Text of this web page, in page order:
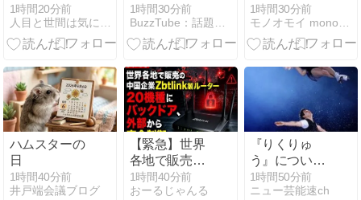
の胸中初告
白！三山凌輝
が密会…※私
1時間20分前
人目と世間は気になります。
た男性遺族の
思い「笑った
顔いっぱい見
(2026年8月7
日)
1時間30分前
BuzzTube：話題・流行・旬・最新・注目の動画サイト
トリープ クー
ル ボディシー
ト』汗・ベタ
フレッシュ！
1時間30分前
モノオモイ mono.omoi | 人とは違うプレゼントに。
ハムスターの
日
1時間40分前
井戸端会議ブログ
【緊急】世界
各地で販売の
中国企業
Zbtlink製ルー
1時間40分前
おーるじゃんる
『りくりゅ
う』について
まとめてみた
1時間50分前
ニュー芸能速ch